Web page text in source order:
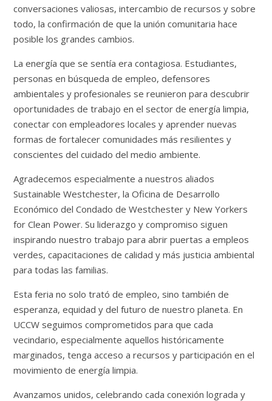
conversaciones valiosas, intercambio de recursos y sobre
todo, la confirmación de que la unión comunitaria hace
posible los grandes cambios.
La energía que se sentía era contagiosa. Estudiantes,
personas en búsqueda de empleo, defensores
ambientales y profesionales se reunieron para descubrir
oportunidades de trabajo en el sector de energía limpia,
conectar con empleadores locales y aprender nuevas
formas de fortalecer comunidades más resilientes y
conscientes del cuidado del medio ambiente.
Agradecemos especialmente a nuestros aliados
Sustainable Westchester, la Oficina de Desarrollo
Económico del Condado de Westchester y New Yorkers
for Clean Power. Su liderazgo y compromiso siguen
inspirando nuestro trabajo para abrir puertas a empleos
verdes, capacitaciones de calidad y más justicia ambiental
para todas las familias.
Esta feria no solo trató de empleo, sino también de
esperanza, equidad y del futuro de nuestro planeta. En
UCCW seguimos comprometidos para que cada
vecindario, especialmente aquellos históricamente
marginados, tenga acceso a recursos y participación en el
movimiento de energía limpia.
Avanzamos unidos, celebrando cada conexión lograda y